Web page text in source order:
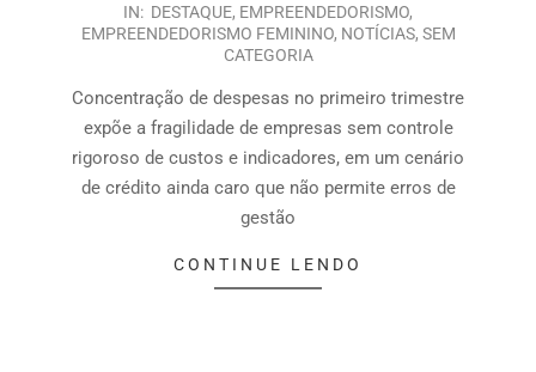
IN: DESTAQUE, EMPREENDEDORISMO,
EMPREENDEDORISMO FEMININO, NOTÍCIAS, SEM
CATEGORIA
Concentração de despesas no primeiro trimestre
expõe a fragilidade de empresas sem controle
rigoroso de custos e indicadores, em um cenário
de crédito ainda caro que não permite erros de
gestão
CONTINUE LENDO